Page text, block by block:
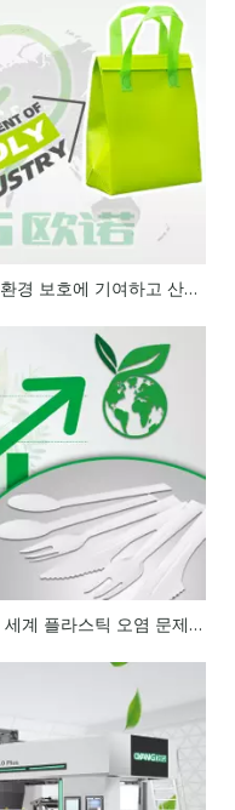
오양 부직포 가방 만들기 프로젝트는 환경 보호에 기여하고 산업 발전을 선도합니다
오양의 혁신적인 종이 성형 기술로 전 세계 플라스틱 오염 문제 해결